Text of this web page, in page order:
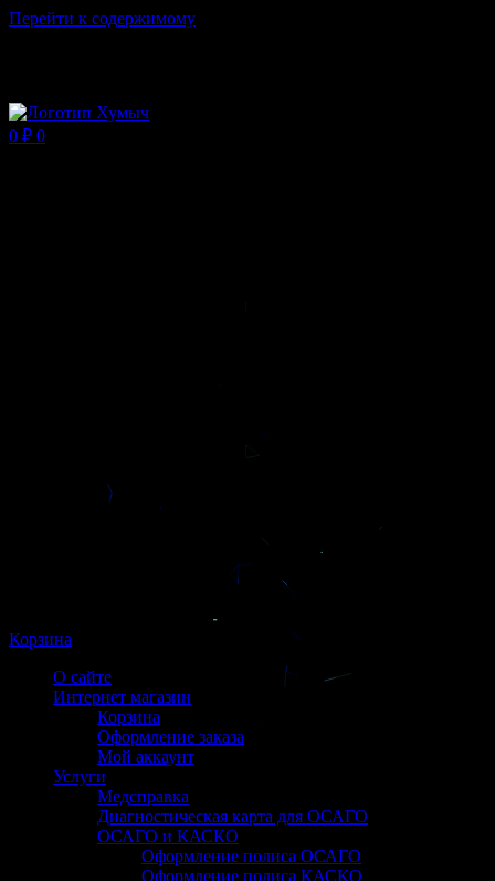
Перейти к содержимому
0 ₽ 0
Корзина
О сайте
Интернет магазин
Корзина
Оформление заказа
Мой аккаунт
Услуги
Медсправка
Диагностическая карта для ОСАГО
ОСАГО и КАСКО
Оформление полиса ОСАГО
Оформление полиса КАСКО